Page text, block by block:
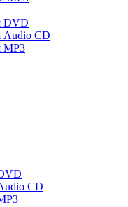
DVD
Audio CD
MP3
CD